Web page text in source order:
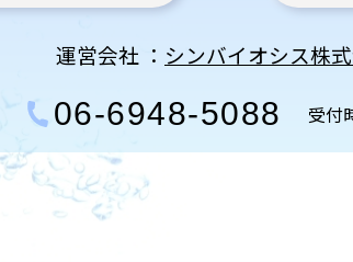
運営会社 ： シンバイオシス株
06-6948-5088 受付